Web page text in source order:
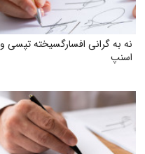
نه به گرانی افسارگسیخته تپسی و
اسنپ